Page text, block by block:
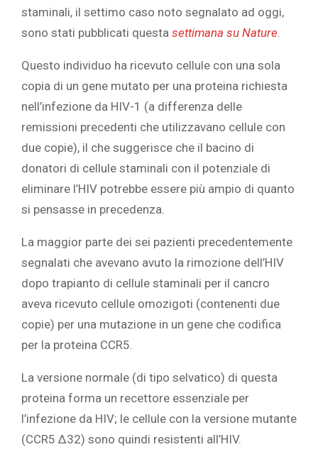
staminali, il settimo caso noto segnalato ad oggi,
sono stati pubblicati questa settimana su Nature.
Questo individuo ha ricevuto cellule con una sola
copia di un gene mutato per una proteina richiesta
nell’infezione da HIV-1 (a differenza delle
remissioni precedenti che utilizzavano cellule con
due copie), il che suggerisce che il bacino di
donatori di cellule staminali con il potenziale di
eliminare l’HIV potrebbe essere più ampio di quanto
si pensasse in precedenza.
La maggior parte dei sei pazienti precedentemente
segnalati che avevano avuto la rimozione dell’HIV
dopo trapianto di cellule staminali per il cancro
aveva ricevuto cellule omozigoti (contenenti due
copie) per una mutazione in un gene che codifica
per la proteina CCR5.
La versione normale (di tipo selvatico) di questa
proteina forma un recettore essenziale per
l’infezione da HIV; le cellule con la versione mutante
(CCR5 Δ32) sono quindi resistenti all’HIV.